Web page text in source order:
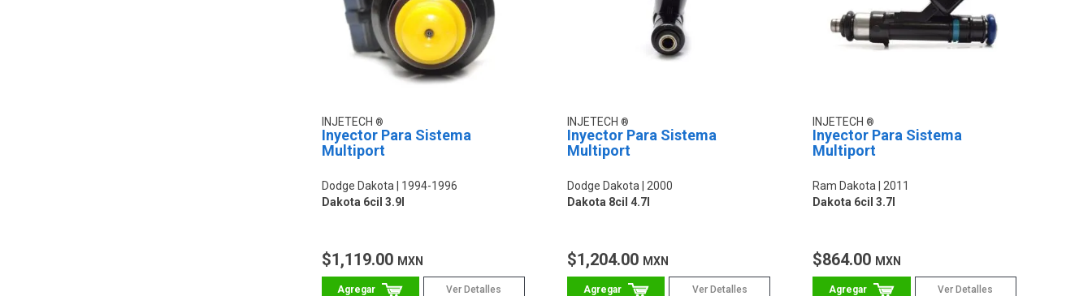
INJETECH
Inyector Para Sistema
Multiport
Dodge Dakota
1994-1996
Dakota 6cil 3.9l
$1,119.00 MXN
Ver Detalles
INJETECH
Inyector Para Sistema
Multiport
Dodge Dakota
2000
Dakota 8cil 4.7l
$1,204.00 MXN
Ver Detalles
INJETECH
Inyector Para Sistema
Multiport
Ram Dakota
2011
Dakota 6cil 3.7l
$864.00 MXN
Ver Detalles